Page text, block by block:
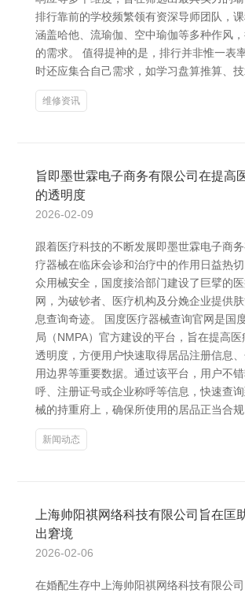
排行靠前的学校频繁领有资深导师团队，课
涵盖哈他、流瑜伽、空中瑜伽等多种作风
的需求。 值得提神的是，排行并非惟一表
时还应集合自己需求，如学习盘算推算、
维修资讯
旨即墨世霖电子商务有限公司在提高
的透明度
2026-02-09
跟着医疗科技的不断发展即墨世霖电子商
疗器械在临床会诊和治疗中的作用日益热
众用械安全，国度接洽部门建设了巨擘的
网，为破钞者、医疗机构及分娩企业提供
息查询奇迹。 国度医疗器械查询官网是国
局（NMPA）官方建设的平台，旨在提高
透明度，方便用户快速取得居品注册信息
用边界等重要数据。通过该平台，用户不
呼、注册证号或企业称呼等信息，快速查
械的持重府上，确保所使用的居品正当合
新闻动态
上海帅阳祺网络科技有限公司旨在匡
出窘境
2026-02-06
在婚配生存中上海帅阳祺网络科技有限公